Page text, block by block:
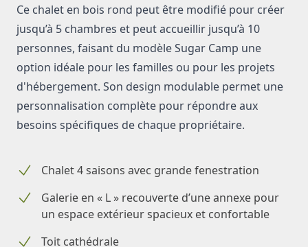
Ce chalet en bois rond peut être modifié pour créer
jusqu’à 5 chambres et peut accueillir jusqu’à 10
personnes, faisant du modèle Sugar Camp une
option idéale pour les familles ou pour les projets
d'hébergement. Son design modulable permet une
personnalisation complète pour répondre aux
besoins spécifiques de chaque propriétaire.
Chalet 4 saisons avec grande fenestration
Galerie en « L » recouverte d’une annexe pour
un espace extérieur spacieux et confortable
Toit cathédrale